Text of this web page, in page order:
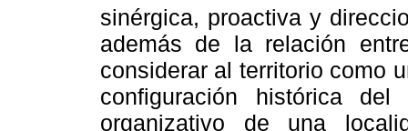
sinérgica, proactiva y
además de la relación
considerar al territorio como
configuración histórica
organizativo de una